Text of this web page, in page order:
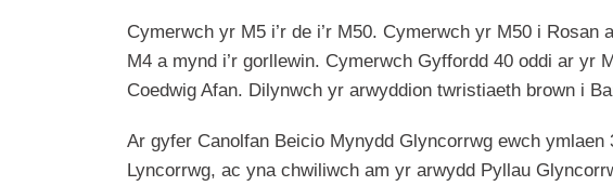
Cymerwch yr M5 i’r de i’r M50. Cymerwch yr M50 i Rosan
M4 a mynd i’r gorllewin. Cymerwch Gyffordd 40 oddi ar yr
Coedwig Afan. Dilynwch yr arwyddion twristiaeth brown i
Ar gyfer Canolfan Beicio Mynydd Glyncorrwg ewch
Lyncorrwg, ac yna chwiliwch am yr arwydd Pyllau